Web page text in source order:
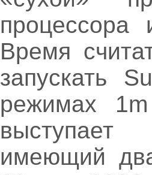
процессора
Время
запускать
режимах
имеющий